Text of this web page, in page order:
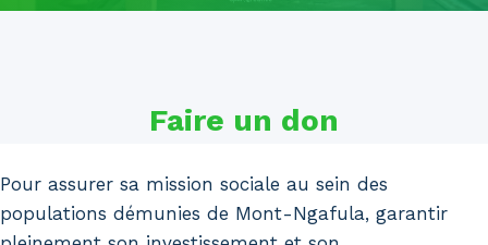
Faire un don
Pour assurer sa mission sociale au sein des
populations démunies de Mont-Ngafula, garantir